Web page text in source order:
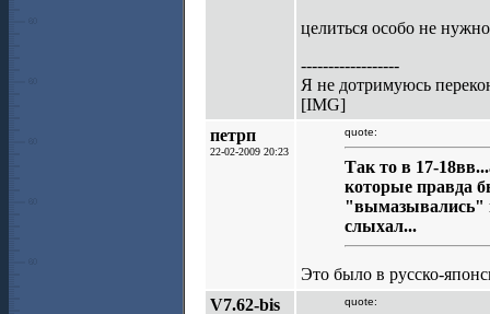
целиться особо не
------------------
Я не дотримуюсь
[IMG]
петрп
22-02-2009 20:23
quote:
Так то в 17-
которые правда
"вымазывались"
слыхал...
Это было в русско-
V7.62-bis
quote: